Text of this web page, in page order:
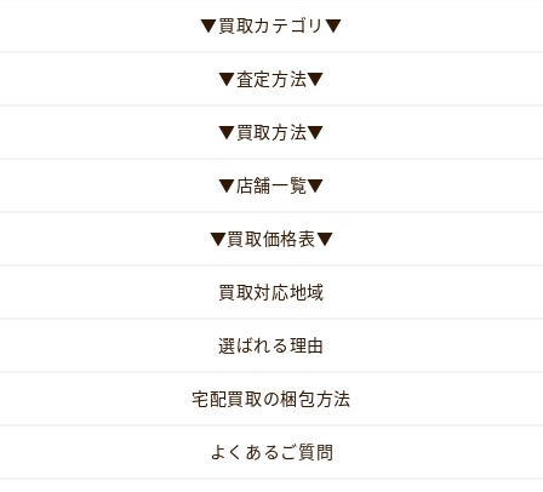
▼買取カテゴリ▼
▼査定方法▼
▼買取方法▼
▼店舗一覧▼
▼買取価格表▼
買取対応地域
選ばれる理由
宅配買取の梱包方法
よくあるご質問